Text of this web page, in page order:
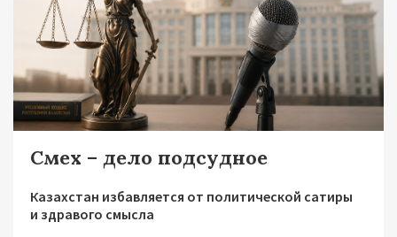
Смех – дело подсудное
Казахстан избавляется от политической сатиры
и здравого смысла